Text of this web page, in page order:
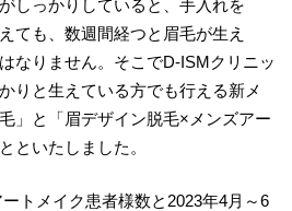
しっかりしていると、手入れを
ても、数週間経つと眉毛が生え
なりません。そこでD-ISMクリニッ
りと生えている方でも行える新メ
」と「眉デザイン脱毛×メンズアー
といたしました。
トメイク患者様数と2023年4月～6